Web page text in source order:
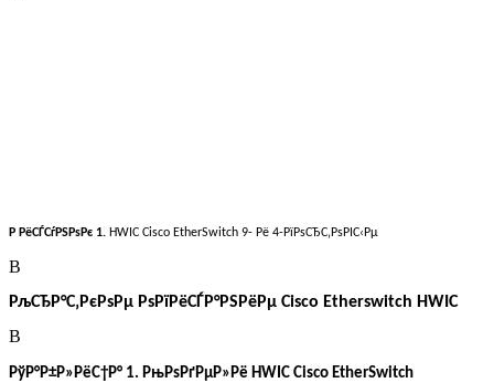
Р РёСЃСѓРЅРѕРє 1. HWIC Cisco EtherSwitch 9- Рё 4-РїРѕСЂС‚РѕРІС‹Рµ
В
РљСЂР°С‚РєРѕРµ РѕРїРёСЃР°РЅРёРµ Cisco Etherswitch HWIC
В
РўР°Р±Р»РёС†Р° 1. РњРѕРґРµР»Рё HWIC Cisco EtherSwitch